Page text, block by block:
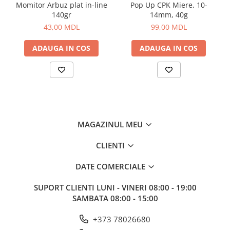
Corturi, Pavilioane
Mese
Paturi
Saci de dormit, saltele, perne
Imbracaminte, incaltaminte
Accesorii
Momitor Arbuz plat in-line
140gr
43,00 MDL
ADAUGA IN COS
Pop Up CPK Miere, 10-
14mm, 40g
99,00 MDL
ADAUGA IN COS
MAGAZINUL MEU
CLIENTI
DATE COMERCIALE
SUPORT CLIENTI LUNI - VINERI 08:00 - 19:00
SAMBATA 08:00 - 15:00
+373 78026680